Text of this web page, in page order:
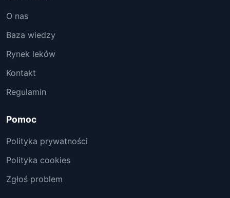
O nas
Baza wiedzy
Rynek leków
Kontakt
Regulamin
Pomoc
Polityka prywatności
Polityka cookies
Zgłoś problem